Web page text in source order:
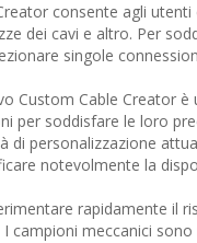
consente agli
dei cavi e altro. Per
singole
Custom Cable Creator
per soddisfare le loro
di personalizzazione
notevolmente la
rapidamente il
I campioni meccanici